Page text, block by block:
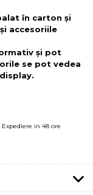
în carton și
accesoriile
și pot
se pot vedea
Expediere in 48 ore